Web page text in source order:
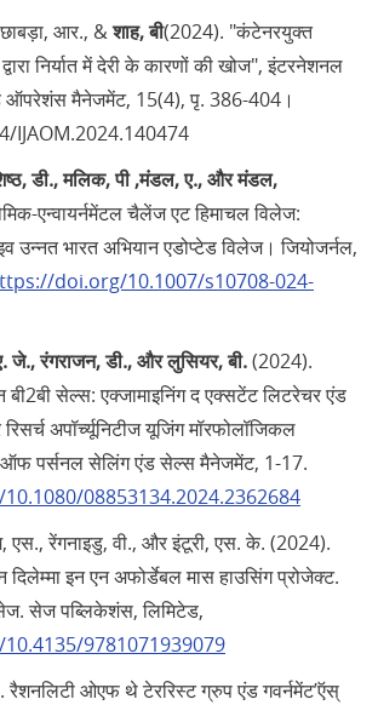
छाबड़ा, आर., &शाह, बी(2024). "कंटेनरयुक्त
निर्यात में देरी के कारणों की खोज", इंटरनेशनल
ऑपरेशंस मैनेजमेंट, 15(4), पृ. 386-404।
IJAOM.2024.140474
डी., मलिक, पी ,मंडल, ए., और मंडल,
एन्वायर्नमेंटल चैलेंज एट हिमाचल विलेज:
उन्नत भारत अभियान एडोप्टेड विलेज। जियोजर्नल,
doi.org/10.1007/s10708-024-
जे., रंगराजन, डी., और लुसियर, बी.(2024).
बी2बी सेल्स: एक्जामाइनिंग द एक्सटेंट लिटरेचर एंड
अपॉर्च्यूनिटीज यूजिंग मॉरफोलॉजिकल
ऑफ पर्सनल सेलिंग एंड सेल्स मैनेजमेंट, 1-17.
08853134.2024.2362684
एस., रेंगनाइडु, वी., और इंटूरी, एस. के. (2024).
इन एन अफोर्डेबल मास हाउसिंग प्रोजेक्ट.
सेज पब्लिकेशंस, लिमिटेड,
9781071939079
ओएफ थे टेररिस्ट ग्रुप एंड गवर्नमेंट’ऍस्‌